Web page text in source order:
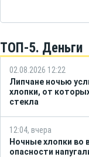
ТОП-5. Деньги
02.08.2026 12:22
Липчане ночью
хлопки, от
стекла
12:04, вчера
Ночные хлопки во
опасности